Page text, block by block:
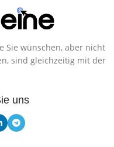
Sie wünschen, aber nicht
sind gleichzeitig mit der
uns